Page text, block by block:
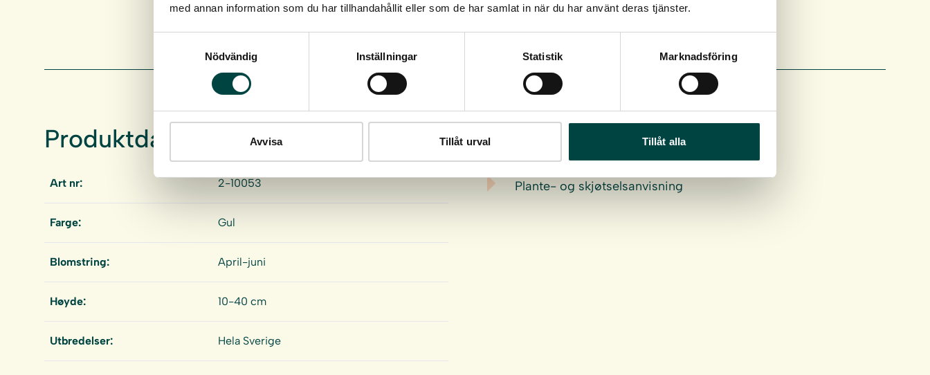
med annan information som du har tillhandahållit eller som de har samlat in när du har använt deras tjänster.
Nödvändig
Inställningar Statistik Marknadsföring
Avvisa Tillåt urval Tillåt alla
Produktdata
Art nr: 2-10053
Farge: Gul
Blomstring: April-juni
Høyde: 10-40 cm
Utbredelser: Hela Sverige
Last ned
Plante- og skjøtselsanvisning